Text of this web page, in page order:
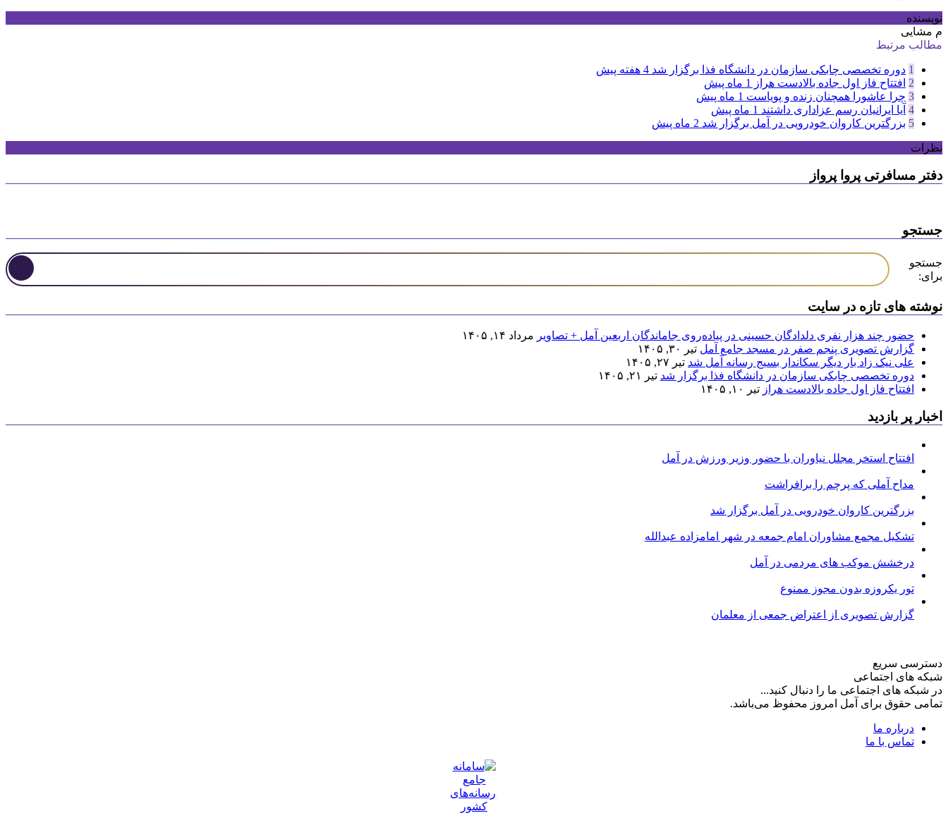
نویسنده
م مشایی
مطالب مرتبط
1 دوره تخصصی چابکی سازمان در دانشگاه فذا برگزار شد 4 هفته پیش
2 افتتاح فاز اول جاده بالادست هراز
1 ماه پیش
3 چرا عاشورا همچنان زنده و پویاست 1 ماه پیش
4 آیا ایرانیان رسم عزاداری داشتند 1 ماه پیش
5 بزرگترین کاروان خودرویی در آمل برگزار شد 2 ماه پیش
نظرات
دفتر مسافرتی پروا پرواز
جستجو
جستجو
برای:
نوشته های تازه در سایت
حضور چند هزار نفری دلدادگان حسینی در پیاده‌روی جاماندگان اربعین آمل + تصاویر مرداد ۱۴, ۱۴۰۵
گزارش تصویری پنجم صفر در مسجد جامع آمل تیر ۳۰, ۱۴۰۵
علی نیک زاد بار دیگر سکاندار بسیج رسانه آمل شد تیر ۲۷, ۱۴۰۵
دوره تخصصی چابکی سازمان در دانشگاه فذا برگزار شد تیر ۲۱, ۱۴۰۵
افتتاح فاز اول جاده بالادست هراز تیر ۱۰, ۱۴۰۵
اخبار پر بازدید
افتتاح استخر مجلل نیاوران با حضور وزیر ورزش در آمل
مداح آملی که پرچم را برافراشت
بزرگترین کاروان خودرویی در آمل برگزار شد
تشکیل مجمع مشاوران امام جمعه در شهر امامزاده عبدالله
درخشش موکب های مردمی در آمل
تور یکروزه بدون مجوز ممنوع
گزارش تصویری از اعتراض جمعی از معلمان
دسترسی سریع
شبکه های اجتماعی
در شبکه های اجتماعی ما را دنبال کنید...
تمامی حقوق برای آمل امروز محفوظ می‌باشد.
درباره ما
تماس با ما